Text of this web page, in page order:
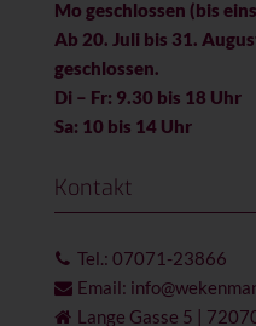
Mo geschlossen (bis
Ab 20. Juli bis 31.
geschlossen.
Di – Fr: 9.30 bis 18 Uhr
Sa: 10 bis 14 Uhr
Kontakt
Tel.: 07071-23866
Email:
Lange Gasse 5 |